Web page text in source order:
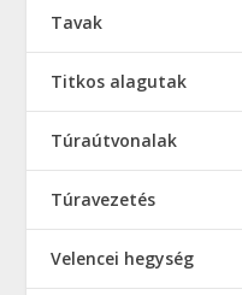
Tavak
Titkos alagutak
Túraútvonalak
Túravezetés
Velencei hegység